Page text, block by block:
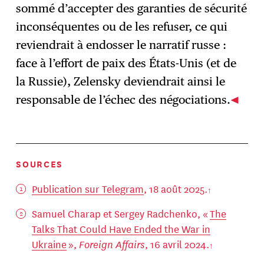
sommé d’accepter des garanties de sécurité
inconséquentes ou de les refuser, ce qui
reviendrait à endosser le narratif russe :
face à l’effort de paix des États-Unis (et de
la Russie), Zelensky deviendrait ainsi le
responsable de l’échec des négociations.
SOURCES
Publication sur Telegram, 18 août 2025.
Samuel Charap et Sergey Radchenko, «The
Talks That Could Have Ended the War in
Ukraine», Foreign Affairs, 16 avril 2024.